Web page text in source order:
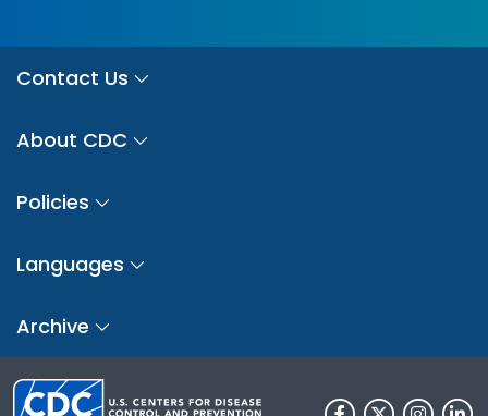
Contact Us
About CDC
Policies
Languages
Archive